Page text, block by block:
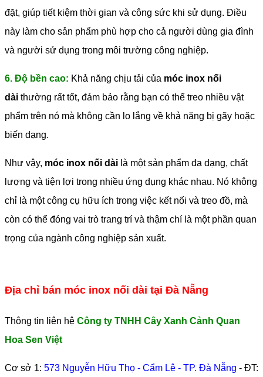
đặt, giúp tiết kiệm thời gian và công sức khi sử dụng. Điều
này làm cho sản phẩm phù hợp cho cả người dùng gia đình
và người sử dụng trong môi trường công nghiệp.
6. Độ bền cao: Khả năng chịu tải của móc inox nối
dài thường rất tốt, đảm bảo rằng bạn có thể treo nhiều vật
phẩm trên nó mà không cần lo lắng về khả năng bị gãy hoặc
biến dạng.
Như vậy, móc inox nối dài là một sản phẩm đa dạng, chất
lượng và tiện lợi trong nhiều ứng dụng khác nhau. Nó không
chỉ là một công cụ hữu ích trong việc kết nối và treo đồ, mà
còn có thể đóng vai trò trang trí và thậm chí là một phần quan
trọng của ngành công nghiệp sản xuất.
Địa chỉ bán móc inox nối dài tại Đà Nẵng
Thông tin liên hệ Công ty TNHH Cây Xanh Cảnh Quan
Hoa Sen Việt
Cơ sở 1: 573 Nguyễn Hữu Thọ - Cẩm Lệ - TP. Đà Nẵng - ĐT: